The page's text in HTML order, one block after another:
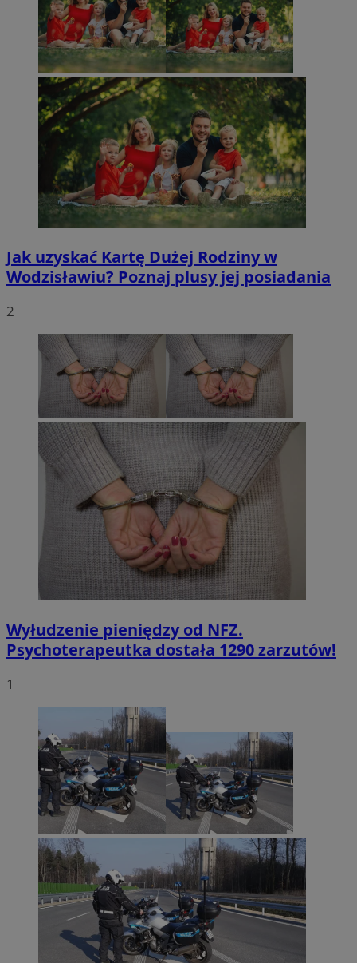
Jak uzyskać Kartę Dużej Rodziny w
Wodzisławiu? Poznaj plusy jej posiadania
2
Wyłudzenie pieniędzy od NFZ.
Psychoterapeutka dostała 1290 zarzutów!
1